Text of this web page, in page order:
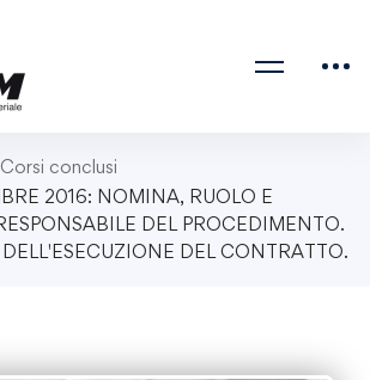
Corsi conclusi
2016: NOMINA, RUOLO E
DEL PROCEDIMENTO.
DEL CONTRATTO.